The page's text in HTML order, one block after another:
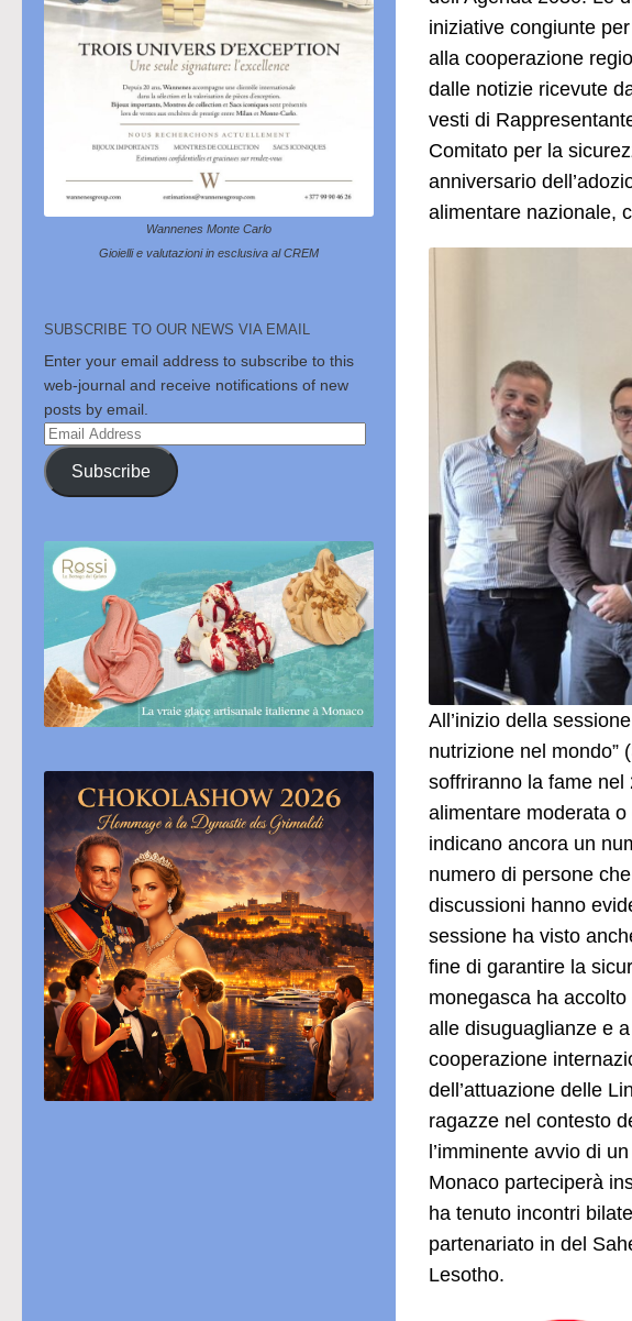
iniziative congiunte
alla cooperazione
dalle notizie ricevute
vesti di
Comitato per la
anniversario
alimentare nazionale,
All’inizio della
nutrizione nel mondo”
soffriranno la fame nel
alimentare moderata
indicano ancora un
numero di persone
discussioni hanno
sessione ha visto
fine di garantire la
monegasca ha
alle disuguaglianze e
cooperazione
dell’attuazione delle
ragazze nel contesto
l’imminente avvio di
Monaco parteciperà
ha tenuto incontri
partenariato in del
Lesotho.
Wannenes Monte Carlo
Gioielli e valutazioni in esclusiva al CREM
SUBSCRIBE TO OUR NEWS VIA EMAIL
Enter your email address to subscribe to this
web-journal and receive notifications of new
posts by email.
Email
Address
Subscribe